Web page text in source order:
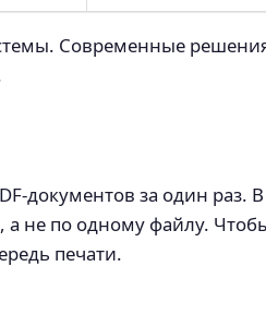
Современные
за один раз.
а не по одному файлу.
печати.